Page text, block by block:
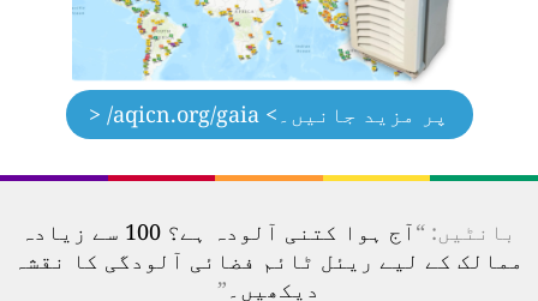
پر مزید جانیں۔ > aqicn.org/gaia/ <
بانٹیں: “
آج ہوا کتنی آلودہ ہے؟ 100 سے زیادہ
ممالک کے لیے ریئل ٹائم فضائی آلودگی کا نقشہ
دیکھیں۔ ”